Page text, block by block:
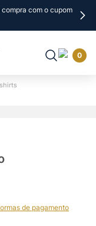
com o cupom
0
de pagamento